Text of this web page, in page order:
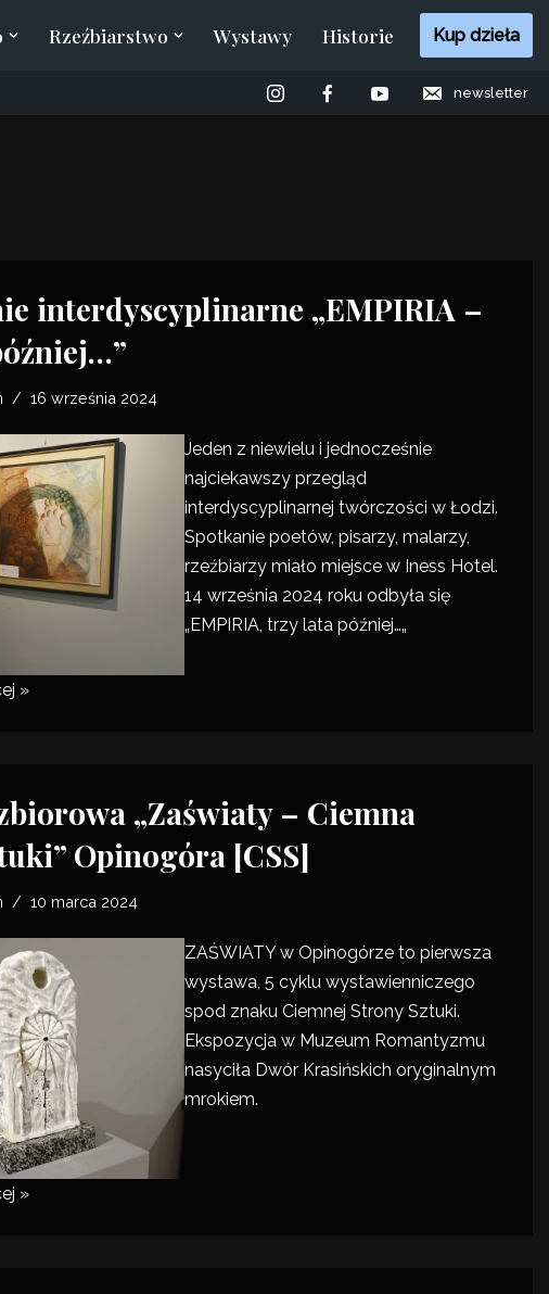
Rzeźbiarstwo Wystawy Historie Kup dzieła
newsletter
interdyscyplinarne „EMPIRIA –
16 września 2024
Jeden z niewielu i jednocześnie
najciekawszy przegląd
interdyscyplinarnej twórczości w Łodzi.
Spotkanie poetów, pisarzy, malarzy,
rzeźbiarzy miało miejsce w Iness Hotel.
14 września 2024 roku odbyła się
„EMPIRIA, trzy lata później…„
»
„Zaświaty – Ciemna
Opinogóra [CSS]
10 marca 2024
ZAŚWIATY w Opinogórze to pierwsza
wystawa, 5 cyklu wystawienniczego
spod znaku Ciemnej Strony Sztuki.
Ekspozycja w Muzeum Romantyzmu
nasyciła Dwór Krasińskich oryginalnym
mrokiem.
»